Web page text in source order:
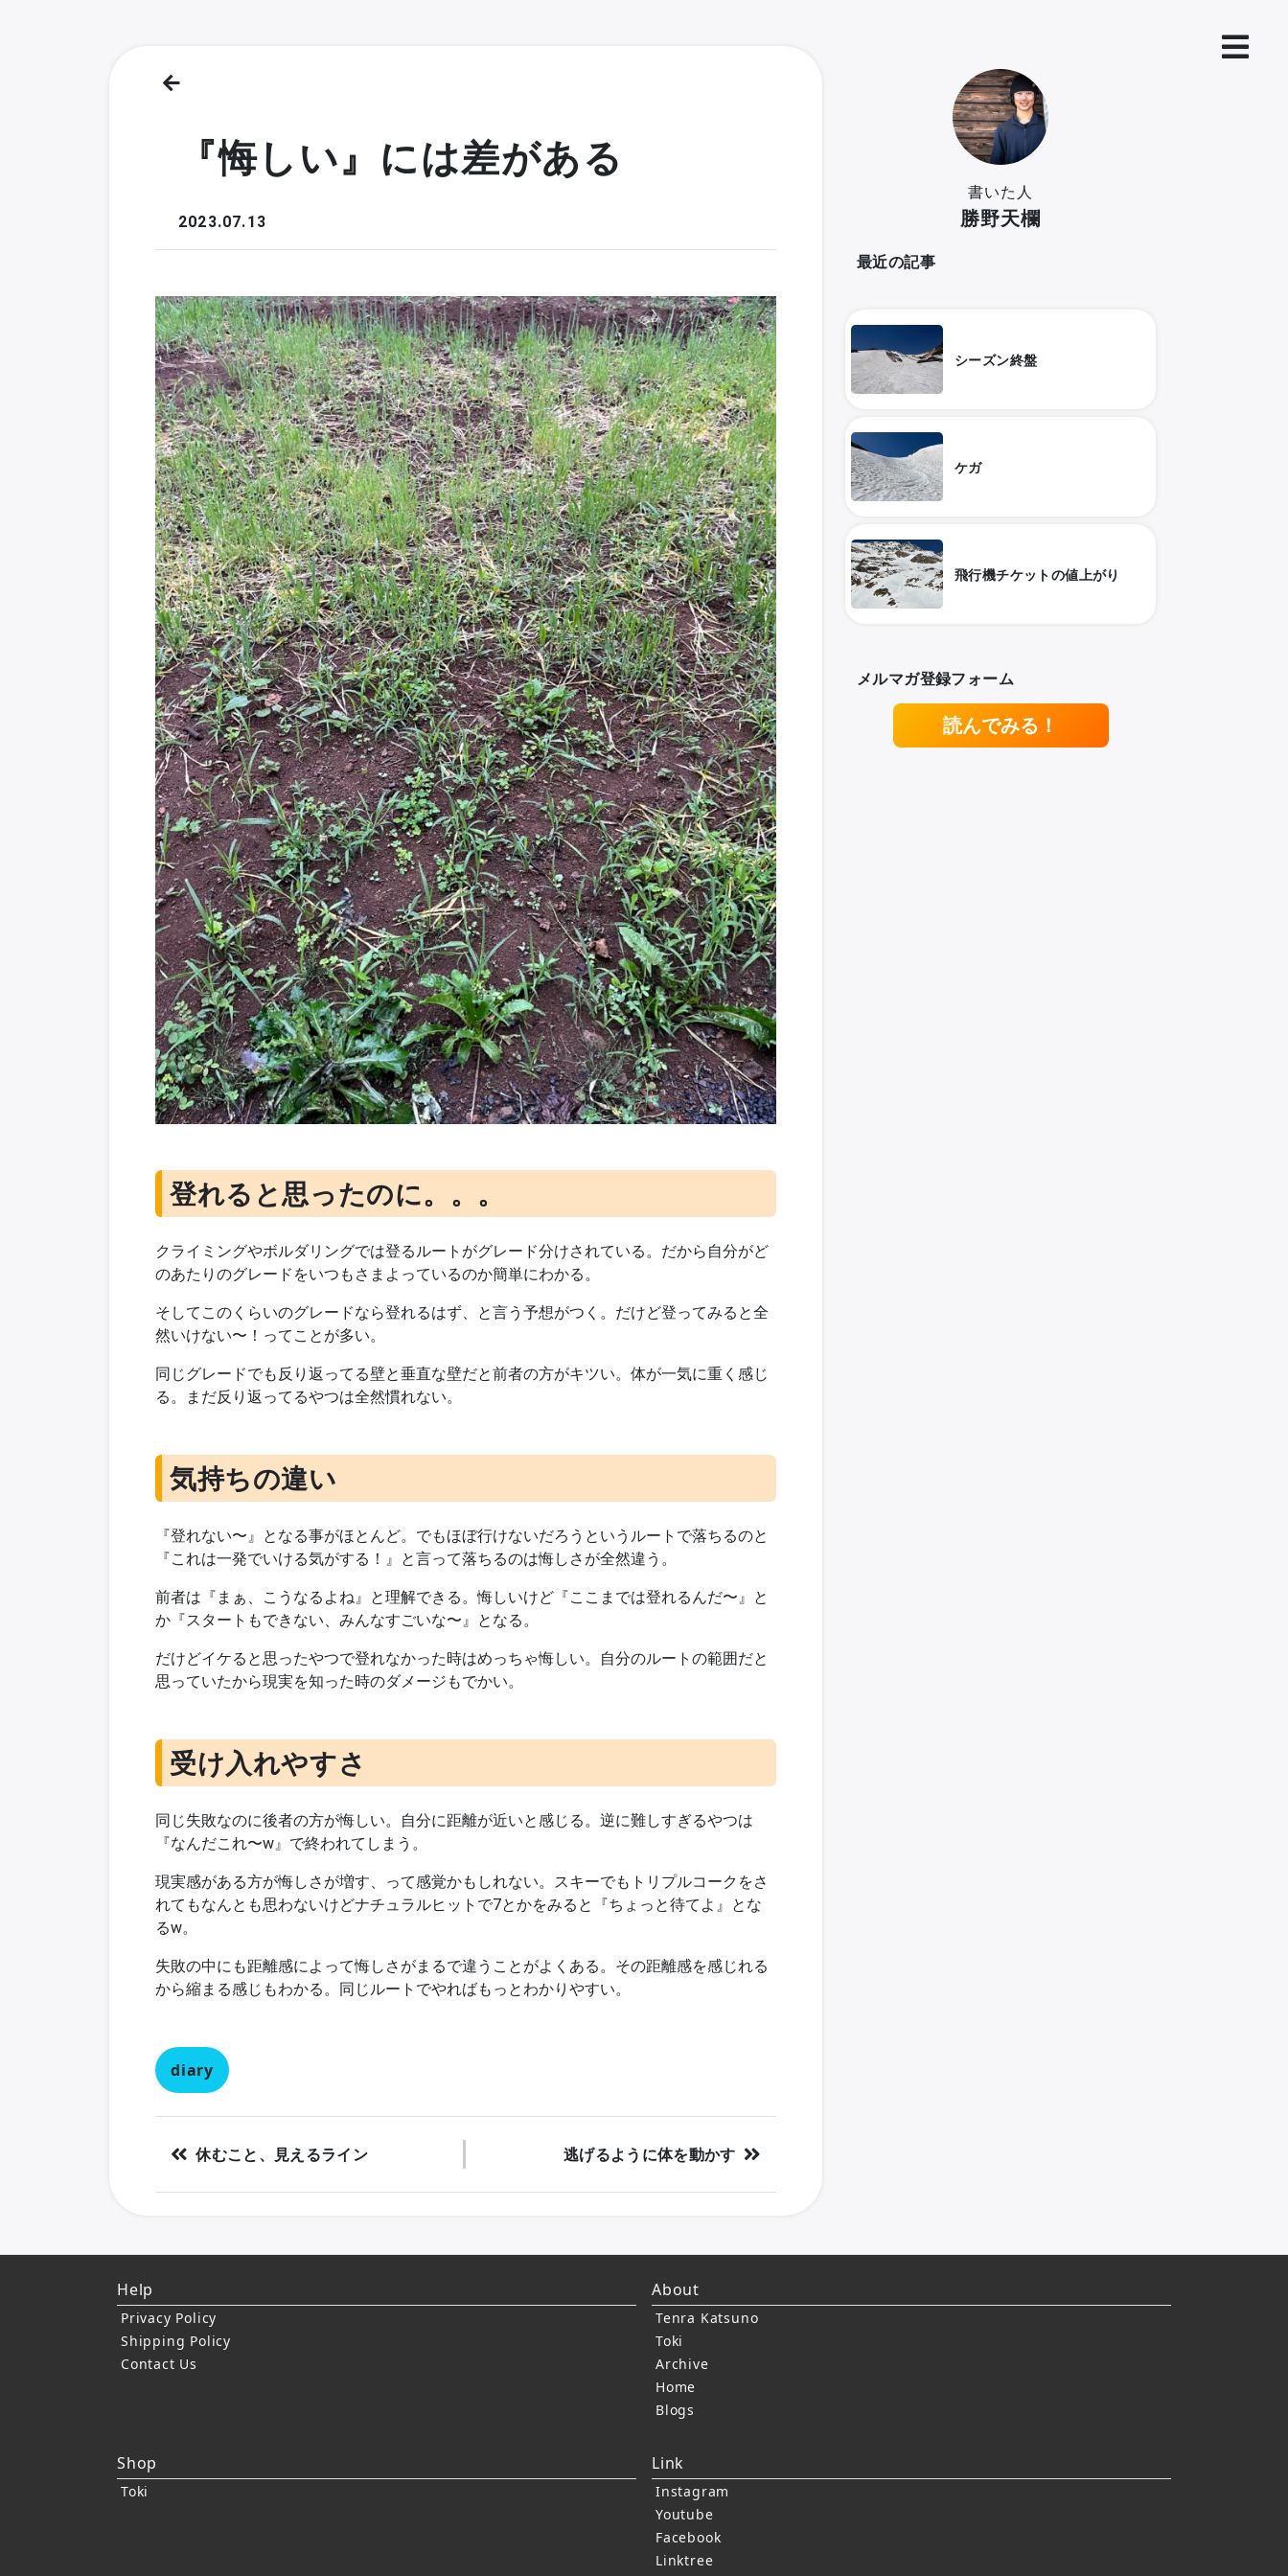
『悔しい』には差がある
2023.07.13
登れると思ったのに。。。
クライミングやボルダリングでは登るルートがグレード分けされている。だから自分がど
のあたりのグレードをいつもさまよっているのか簡単にわかる。
そしてこのくらいのグレードなら登れるはず、と言う予想がつく。だけど登ってみると全
然いけない〜！ってことが多い。
同じグレードでも反り返ってる壁と垂直な壁だと前者の方がキツい。体が一気に重く感じ
る。まだ反り返ってるやつは全然慣れない。
気持ちの違い
『登れない〜』となる事がほとんど。でもほぼ行けないだろうというルートで落ちるのと
『これは一発でいける気がする！』と言って落ちるのは悔しさが全然違う。
前者は『まぁ、こうなるよね』と理解できる。悔しいけど『ここまでは登れるんだ〜』と
か『スタートもできない、みんなすごいな〜』となる。
だけどイケると思ったやつで登れなかった時はめっちゃ悔しい。自分のルートの範囲だと
思っていたから現実を知った時のダメージもでかい。
受け入れやすさ
同じ失敗なのに後者の方が悔しい。自分に距離が近いと感じる。逆に難しすぎるやつは
『なんだこれ〜w』で終われてしまう。
現実感がある方が悔しさが増す、って感覚かもしれない。スキーでもトリプルコークをさ
れてもなんとも思わないけどナチュラルヒットで7とかをみると『ちょっと待てよ』とな
るw。
失敗の中にも距離感によって悔しさがまるで違うことがよくある。その距離感を感じれる
から縮まる感じもわかる。同じルートでやればもっとわかりやすい。
diary
休むこと、見えるライン 逃げるように体を動かす
書いた人
勝野天欄
最近の記事
シーズン終盤
ケガ
飛行機チケットの値上がり
メルマガ登録フォーム
読んでみる！
Help
Privacy Policy
Shipping Policy
Contact Us
About
Tenra Katsuno
Toki
Archive
Home
Blogs
Shop
Toki
Link
Instagram
Youtube
Facebook
Linktree